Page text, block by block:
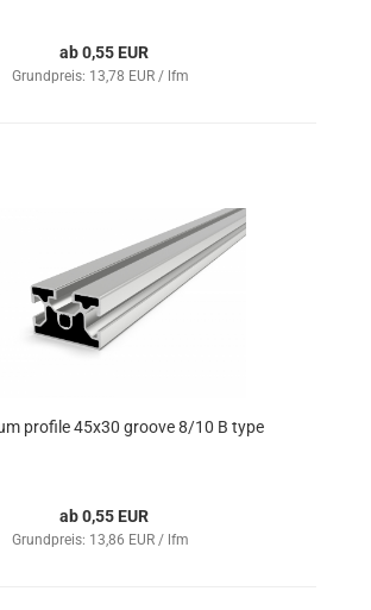
ab 0,55 EUR
Grundpreis: 13,78 EUR / lfm
profile 45x30 groove 8/10 B type
ab 0,55 EUR
Grundpreis: 13,86 EUR / lfm